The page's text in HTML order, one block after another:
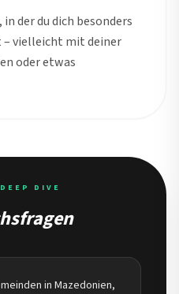
der du dich besonders
vielleicht mit deiner
oder etwas
DIVE
in Mazedonien,